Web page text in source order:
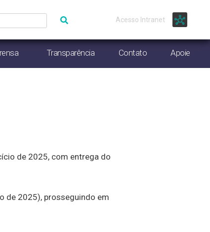
Transparência Contato Apoie
Acesso Intranet
de 2025, com entrega do
de 2025), prosseguindo em